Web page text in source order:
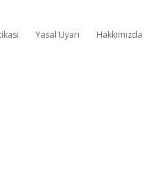
Yasal Uyarı Hakkımızda